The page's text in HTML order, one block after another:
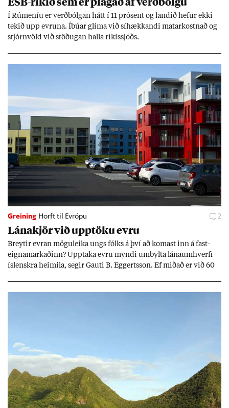
Í Rúm­en­íu er verð­bólg­an hátt í 11 pró­sent og land­ið hef­ur ekki
tek­ið upp evr­una. Íbú­ar glíma við sí­hækk­andi mat­ar­kostn­að og
stjórn­völd við stöð­ug­an halla rík­is­sjóðs.
Greining Horft til Evrópu 2
Lána­kjör við upp­töku evru
Breyt­ir evr­an mögu­leika ungs fólks á því að kom­ast inn á fast­
eigna­mark­að­inn? Upp­taka evru myndi um­bylta lánaum­hverfi
ís­lenskra heim­ila, seg­ir Gauti B. Eggerts­son. Ef mið­að er við 60